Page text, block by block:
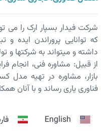
شرکت فیدار بسپار ارک را
که توانایی پروراندن ایده
داشته و می­تواند به شرکت­ها و
از قبیل: مشاوره فنی، انجام
بازار، مشاوره در تهیه مدل
فناوری یاری رساند و با آنان
English